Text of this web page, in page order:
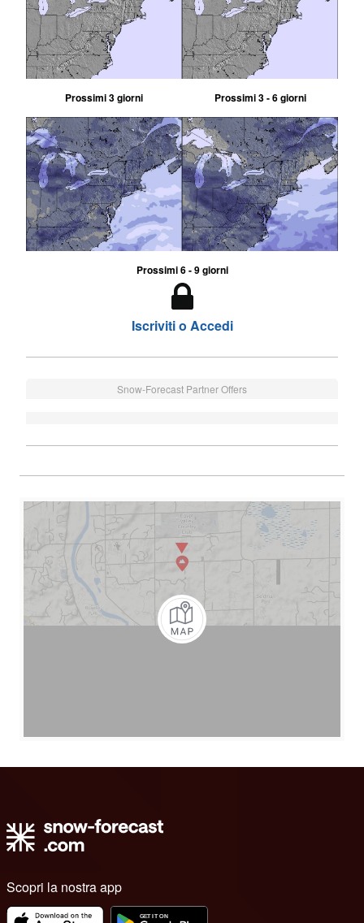
Prossimi 3 giorni Prossimi 3 - 6 giorni
Prossimi 6 - 9 giorni
Iscriviti o Accedi
Snow-Forecast Partner Offers
Scopri la nostra app